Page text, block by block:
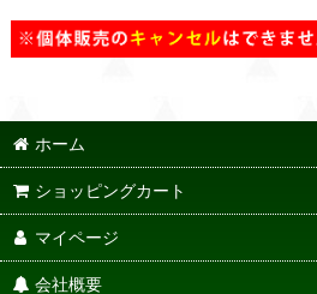
ホーム
ショッピングカート
マイページ
会社概要